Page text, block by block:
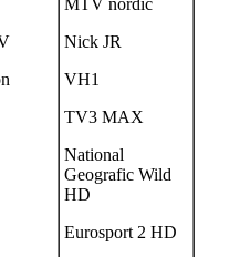
MTV nordic
Nick JR
VH1
TV3 MAX
National
Geografic Wild
HD
Eurosport 2 HD